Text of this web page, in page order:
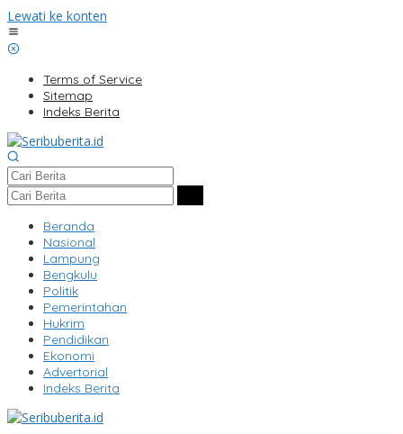
Lewati ke konten
Terms of Service
Sitemap
Indeks Berita
Beranda
Nasional
Lampung
Bengkulu
Politik
Pemerintahan
Hukrim
Pendidikan
Ekonomi
Advertorial
Indeks Berita